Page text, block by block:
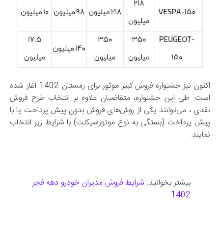
اکنون نیز جشنواره فروش کبیر موتور برای زمستان 1402 آغاز شده
است. طی این جشنواره، متقاضیان علاوه بر انتخاب طرح فروش
نقدی ، می‌توانند یکی از روش‌های فروش بدون پیش پرداخت یا با
پیش پرداخت (بستگی به نوع موتورسیکلت) با شرایط زیر انتخاب
نمایند.
بیشتر بخوانید: شرایط فروش مدیران خودرو دهه فجر
1402